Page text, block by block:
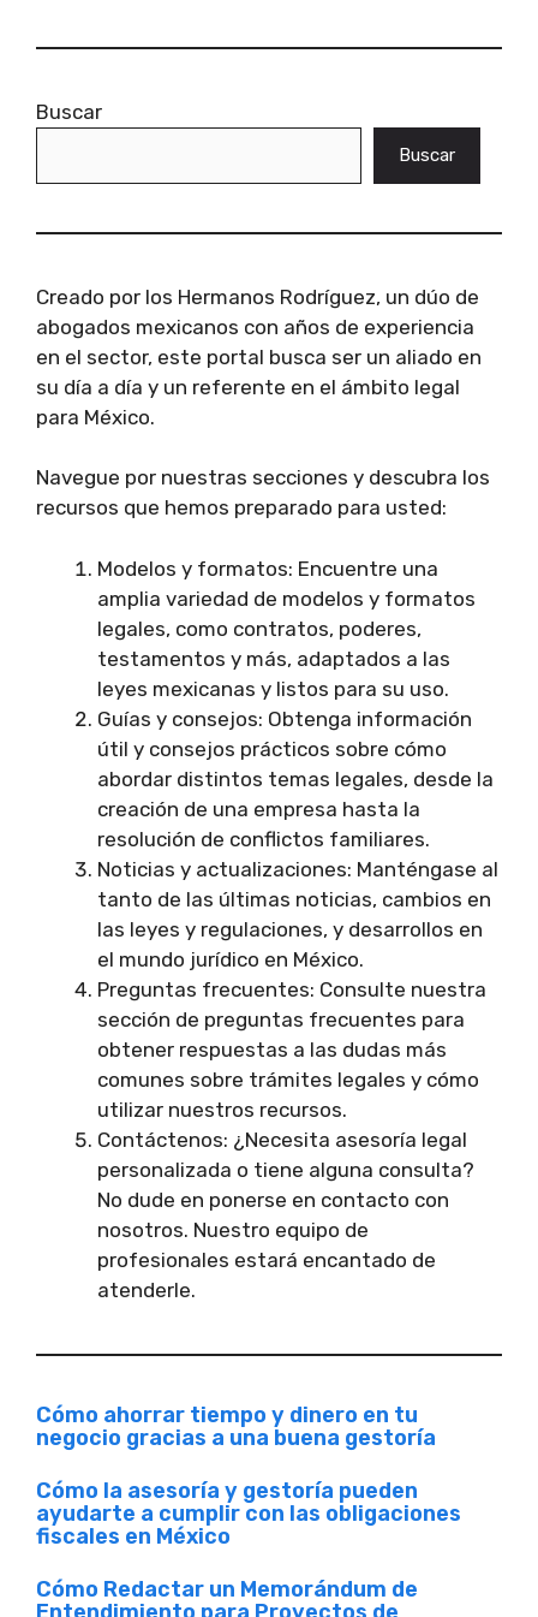
Buscar
Buscar
Creado por los Hermanos Rodríguez, un dúo de
abogados mexicanos con años de experiencia
en el sector, este portal busca ser un aliado en
su día a día y un referente en el ámbito legal
para México.
Navegue por nuestras secciones y descubra los
recursos que hemos preparado para usted:
Modelos y formatos: Encuentre una
amplia variedad de modelos y formatos
legales, como contratos, poderes,
testamentos y más, adaptados a las
leyes mexicanas y listos para su uso.
Guías y consejos: Obtenga información
útil y consejos prácticos sobre cómo
abordar distintos temas legales, desde la
creación de una empresa hasta la
resolución de conflictos familiares.
Noticias y actualizaciones: Manténgase al
tanto de las últimas noticias, cambios en
las leyes y regulaciones, y desarrollos en
el mundo jurídico en México.
Preguntas frecuentes: Consulte nuestra
sección de preguntas frecuentes para
obtener respuestas a las dudas más
comunes sobre trámites legales y cómo
utilizar nuestros recursos.
Contáctenos: ¿Necesita asesoría legal
personalizada o tiene alguna consulta?
No dude en ponerse en contacto con
nosotros. Nuestro equipo de
profesionales estará encantado de
atenderle.
Cómo ahorrar tiempo y dinero en tu
negocio gracias a una buena gestoría
Cómo la asesoría y gestoría pueden
ayudarte a cumplir con las obligaciones
fiscales en México
Cómo Redactar un Memorándum de